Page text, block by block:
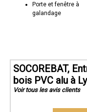
Porte et fenêtre à
galandage
SOCOREBAT,
bois PVC alu à
Voir tous les avis clients